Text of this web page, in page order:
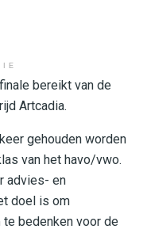
bereikt van de
Artcadia.
gehouden worden
van het havo/vwo.
advies- en
doel is om
bedenken voor de